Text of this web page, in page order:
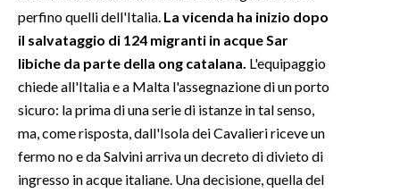
perfino quelli dell'Italia. La vicenda ha inizio dopo
il salvataggio di 124 migranti in acque Sar
libiche da parte della ong catalana. L'equipaggio
chiede all'Italia e a Malta l'assegnazione di un porto
sicuro: la prima di una serie di istanze in tal senso,
ma, come risposta, dall'Isola dei Cavalieri riceve un
fermo no e da Salvini arriva un decreto di divieto di
ingresso in acque italiane. Una decisione, quella del